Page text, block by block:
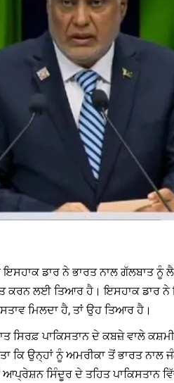
ਡਾਰ ਨੇ ਭਾਰਤ ਨਾਲ ਗੱਲਬਾਤ ਨੂੰ
ਲਈ ਤਿਆਰ ਹੈ। ਇਸਹਾਕ ਡਾਰ ਨੇ
ਮਿਲਦਾ ਹੈ, ਤਾਂ ਉਹ ਤਿਆਰ ਹੈ।
ਸਿਰਫ਼ ਪਾਕਿਸਤਾਨ ਦੇ ਕਬਜ਼ੇ ਵਾਲੇ
ਕਿ ਉਨ੍ਹਾਂ ਨੂੰ ਅਮਰੀਕਾ ਤੋਂ ਭਾਰਤ
ਸਿੰਦੂਰ ਦੇ ਤਹਿਤ ਪਾਕਿਸਤਾਨ